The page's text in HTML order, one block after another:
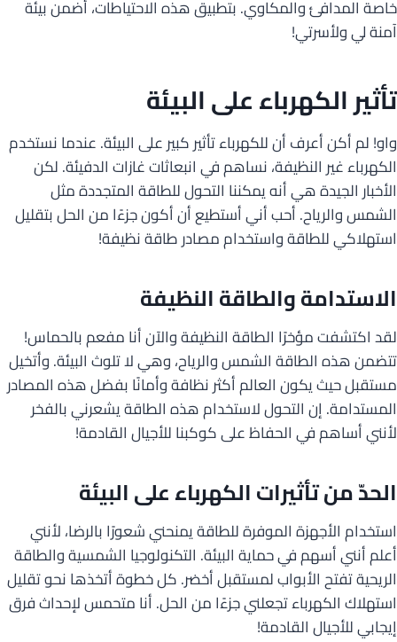
خاصة المدافئ والمكاوي. بتطبيق هذه الاحتياطات، أضمن بيئة
آمنة لي ولأسرتي!
تأثير الكهرباء على البيئة
واو! لم أكن أعرف أن للكهرباء تأثير كبير على البيئة. عندما نستخدم
الكهرباء غير النظيفة، نساهم في انبعاثات غازات الدفيئة. لكن
الأخبار الجيدة هي أنه يمكننا التحول للطاقة المتجددة مثل
الشمس والرياح. أحب أني أستطيع أن أكون جزءًا من الحل بتقليل
استهلاكي للطاقة واستخدام مصادر طاقة نظيفة!
الاستدامة والطاقة النظيفة
لقد اكتشفت مؤخرًا الطاقة النظيفة والآن أنا مفعم بالحماس!
تتضمن هذه الطاقة الشمس والرياح، وهي لا تلوث البيئة. وأتخيل
مستقبل حيث يكون العالم أكثر نظافة وأمانًا بفضل هذه المصادر
المستدامة. إن التحول لاستخدام هذه الطاقة يشعرني بالفخر
لأنني أساهم في الحفاظ على كوكبنا للأجيال القادمة!
الحدّ من تأثيرات الكهرباء على البيئة
استخدام الأجهزة الموفرة للطاقة يمنحني شعورًا بالرضا، لأنني
أعلم أنني أسهم في حماية البيئة. التكنولوجيا الشمسية والطاقة
الريحية تفتح الأبواب لمستقبل أخضر. كل خطوة أتخذها نحو تقليل
استهلاك الكهرباء تجعلني جزءًا من الحل. أنا متحمس لإحداث فرق
إيجابي للأجيال القادمة!